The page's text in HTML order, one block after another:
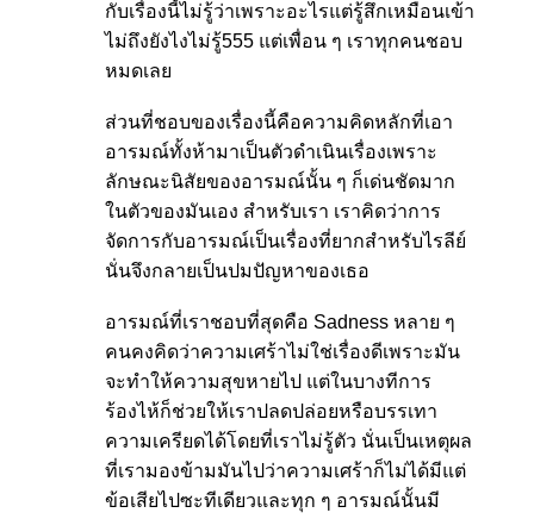
กับเรื่องนี้ไม่รู้ว่าเพราะอะไรแต่รู้สึกเหมือนเข้า
ไม่ถึงยังไงไม่รู้555 แต่เพื่อน ๆ เราทุกคนชอบ
หมดเลย
ส่วนที่ชอบของเรื่องนี้คือความคิดหลักที่เอา
อารมณ์ทั้งห้ามาเป็นตัวดำเนินเรื่องเพราะ
ลักษณะนิสัยของอารมณ์นั้น ๆ ก็เด่นชัดมาก
ในตัวของมันเอง สำหรับเรา เราคิดว่าการ
จัดการกับอารมณ์เป็นเรื่องที่ยากสำหรับไรลีย์
นั่นจึงกลายเป็นปมปัญหาของเธอ
อารมณ์ที่เราชอบที่สุดคือ Sadness หลาย ๆ
คนคงคิดว่าความเศร้าไม่ใช่เรื่องดีเพราะมัน
จะทำให้ความสุขหายไป แต่ในบางทีการ
ร้องไห้ก็ช่วยให้เราปลดปล่อยหรือบรรเทา
ความเครียดได้โดยที่เราไม่รู้ตัว นั่นเป็นเหตุผล
ที่เรามองข้ามมันไปว่าความเศร้าก็ไม่ได้มีแต่
ข้อเสียไปซะทีเดียวและทุก ๆ อารมณ์นั้นมี